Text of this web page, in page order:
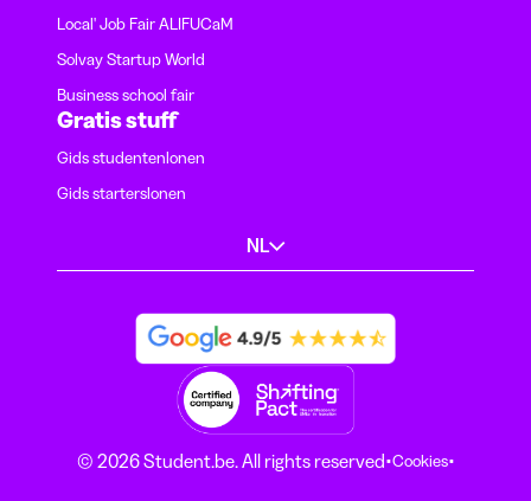
Local' Job Fair ALIFUCaM
Solvay Startup World
Business school fair
Gratis stuff
Gids studentenlonen
Gids starterslonen
NL
© 2026 Student.be. All rights reserved·Cookies·